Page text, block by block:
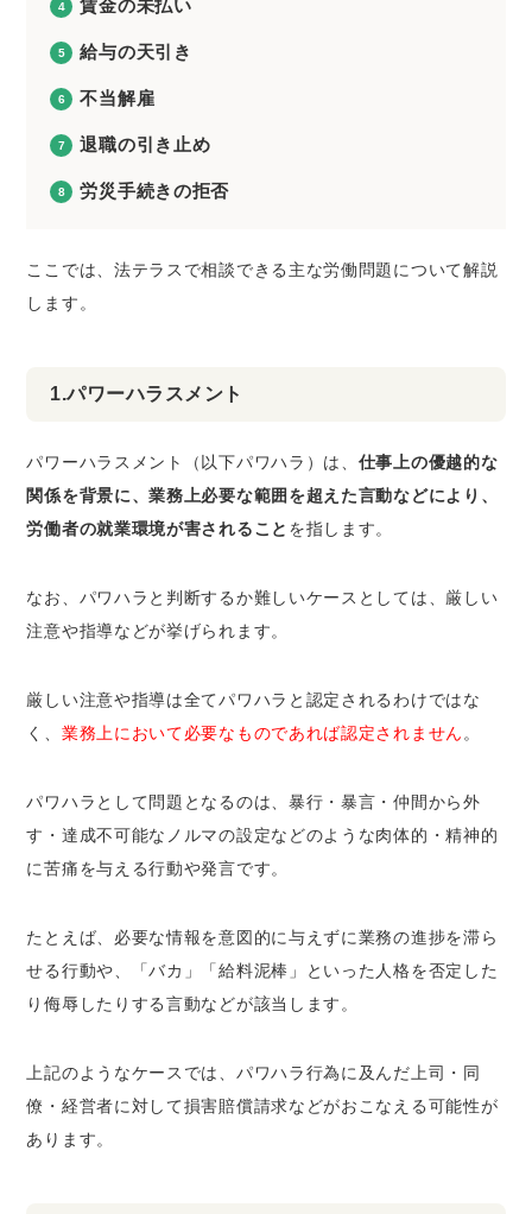
賃金の未払い
給与の天引き
不当解雇
退職の引き止め
労災手続きの拒否
ここでは、法テラスで相談できる主な労働問題について解説
します。
1.パワーハラスメント
パワーハラスメント（以下パワハラ）は、 仕事上の優越的な
関係を背景に、業務上必要な範囲を超えた言動などにより、
労働者の就業環境が害されること を指します。
なお、パワハラと判断するか難しいケースとしては、厳しい
注意や指導などが挙げられます。
厳しい注意や指導は全てパワハラと認定されるわけではな
く、 業務上において必要なものであれば認定されません 。
パワハラとして問題となるのは、暴行・暴言・仲間から外
す・達成不可能なノルマの設定などのような肉体的・精神的
に苦痛を与える行動や発言です。
たとえば、必要な情報を意図的に与えずに業務の進捗を滞ら
せる行動や、「バカ」「給料泥棒」といった人格を否定した
り侮辱したりする言動などが該当します。
上記のようなケースでは、パワハラ行為に及んだ上司・同
僚・経営者に対して損害賠償請求などがおこなえる可能性が
あります。